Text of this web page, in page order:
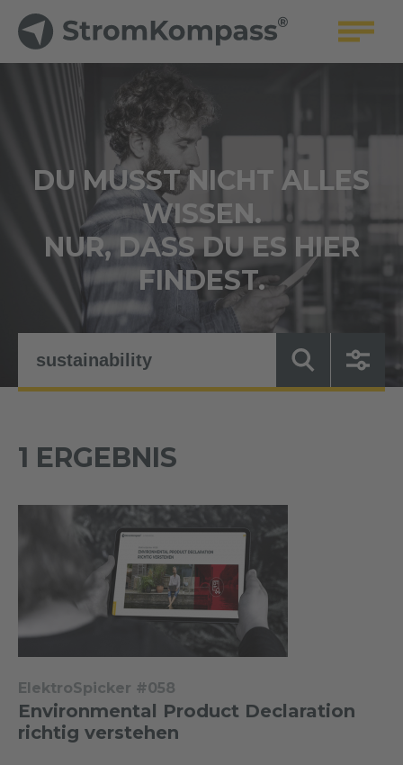
DU MUSST NICHT ALLES
WISSEN.
NUR, DASS DU ES HIER
FINDEST.
1 ERGEBNIS
ElektroSpicker #058
Environmental Product Declaration
richtig verstehen